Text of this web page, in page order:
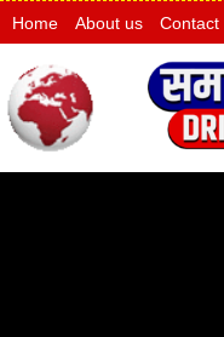
Home About us Contact